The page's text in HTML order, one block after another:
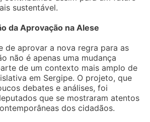
sustentável.
da Aprovação na Alese
de aprovar a nova regra para as
não é apenas uma mudança
de um contexto mais amplo de
em Sergipe. O projeto, que
debates e análises, foi
que se mostraram atentos
dos cidadãos.